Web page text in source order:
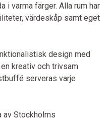
i varma färger. Alla rum har
värdeskåp samt eget
design med
kreativ och trivsam
serveras varje
av Stockholms